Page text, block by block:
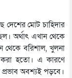
মোট চাহিদার
অর্থাৎ এখান থেকে
থেকে বরিশাল, খুলনা
করা হতো। এ কারণে
প্রভাব অবশ্যই পড়বে।